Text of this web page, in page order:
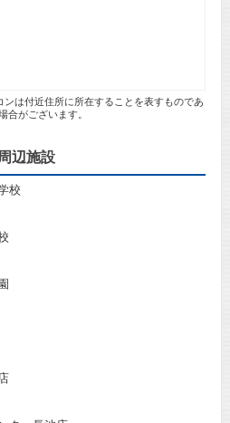
は付近住所に所在することを表すものであ
合がございます。
辺施設
校